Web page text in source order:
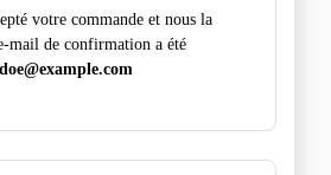
votre commande et nous la
mail de confirmation a été